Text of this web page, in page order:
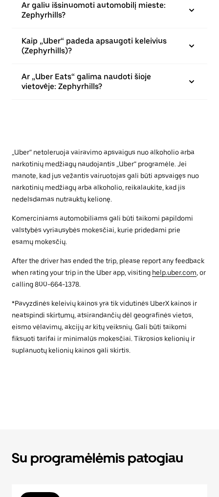
Ar galiu išsinuomoti automobilį mieste:
Zephyrhills?
Kaip „Uber“ padeda apsaugoti keleivius
(Zephyrhills)?
Ar „Uber Eats“ galima naudoti šioje
vietovėje: Zephyrhills?
„Uber“ netoleruoja vairavimo apsvaigus nuo alkoholio arba
narkotinių medžiagų naudojantis „Uber“ programėle. Jei
manote, kad jus vežantis vairuotojas gali būti apsvaigęs nuo
narkotinių medžiagų arba alkoholio, reikalaukite, kad jis
nedelsdamas nutrauktų kelionę.
Komerciniams automobiliams gali būti taikomi papildomi
valstybės vyriausybės mokesčiai, kurie pridedami prie
esamų mokesčių.
After the driver has ended the trip, please report any feedback
when rating your trip in the Uber app, visiting help.uber.com, or
calling 800-664-1378.
*Pavyzdinės keleivių kainos yra tik vidutinės UberX kainos ir
neatspindi skirtumų, atsirandančių dėl geografinės vietos,
eismo vėlavimų, akcijų ar kitų veiksnių. Gali būti taikomi
fiksuoti tarifai ir minimalūs mokesčiai. Tikrosios kelionių ir
suplanuotų kelionių kainos gali skirtis.
Su programėlėmis patogiau